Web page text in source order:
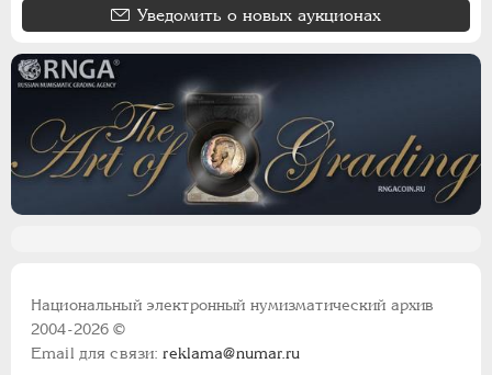
Уведомить о новых аукционах
Национальный электронный нумизматический архив
2004-2026 ©
Email для связи:reklama@numar.ru